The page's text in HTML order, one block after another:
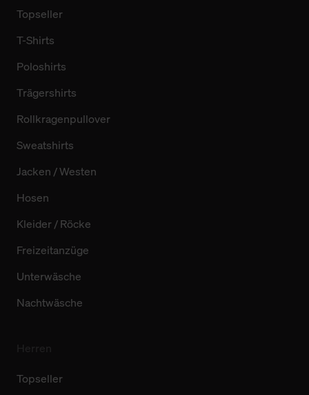
Topseller
T-Shirts
Poloshirts
Trägershirts
Rollkragenpullover
Sweatshirts
Jacken / Westen
Hosen
Kleider / Röcke
Freizeitanzüge
Unterwäsche
Nachtwäsche
Topseller